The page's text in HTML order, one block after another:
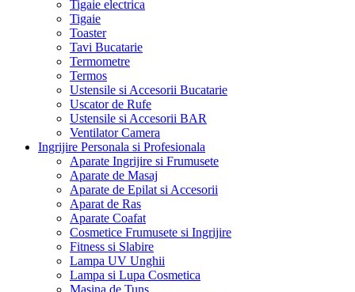
Tigaie electrica
Tigaie
Toaster
Tavi Bucatarie
Termometre
Termos
Ustensile si Accesorii Bucatarie
Uscator de Rufe
Ustensile si Accesorii BAR
Ventilator Camera
Ingrijire Personala si Profesionala
Aparate Ingrijire si Frumusete
Aparate de Masaj
Aparate de Epilat si Accesorii
Aparat de Ras
Aparate Coafat
Cosmetice Frumusete si Ingrijire
Fitness si Slabire
Lampa UV Unghii
Lampa si Lupa Cosmetica